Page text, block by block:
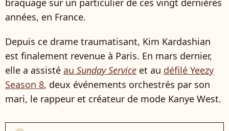
années, en France.
Depuis ce drame traumatisant, Kim Kardashian
est finalement revenue à Paris. En mars dernier,
elle a assisté au Sunday Service et au défilé Yeezy
Season 8, deux événements orchestrés par son
mari, le rappeur et créateur de mode Kanye West.